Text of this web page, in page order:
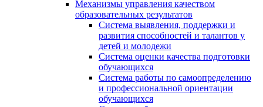
Механизмы управления качеством
образовательных результатов
Система выявления, поддержки и
развития способностей и талантов у
детей и молодежи
Система оценки качества подготовки
обучающихся
Система работы по самоопределению
и профессиональной ориентации
обучающихся